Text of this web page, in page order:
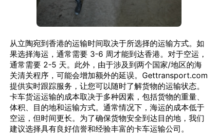
从立陶宛到香港的运输时间取决于所选择的运输方式。如
果选择海运，通常需要 3-6 周才能到达香港。对于空运，
通常需要 2-5 天。此外，由于涉及到两个国家/地区的海
关清关程序，可能会增加额外的延误。Gettransport.com
提供实时跟踪服务，让您可以随时了解货物的运输状态。
卡车货运运输的成本取决于多种因素，包括货物的重量、
体积、目的地和运输方式。通常情况下，海运的成本低于
空运，但时间更长。为了确保货物安全到达目的地，我们
建议选择具有良好信誉和经验丰富的卡车运输公司。